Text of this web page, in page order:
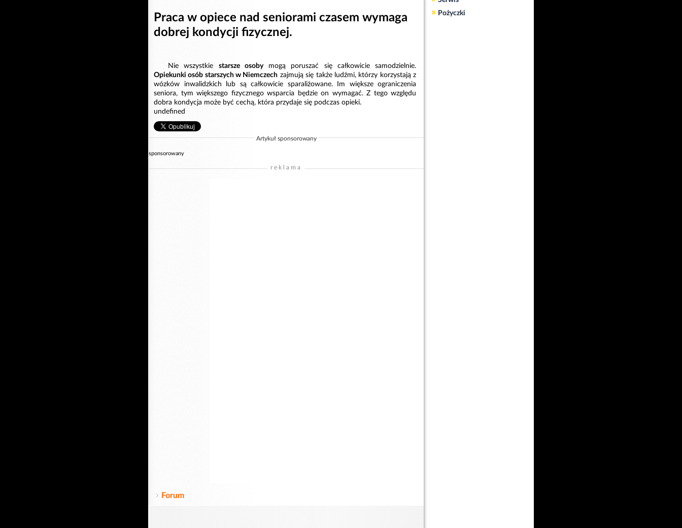
Praca w opiece nad seniorami czasem wymaga
dobrej kondycji fizycznej.
Nie wszystkie starsze osobymogą poruszać się całkowicie samodzielnie.
Opiekunki osób starszych w Niemczech zajmują się także ludźmi, którzy korzystają z
wózków inwalidzkich lub są całkowicie sparaliżowane. Im większe ograniczenia
seniora, tym większego fizycznego wsparcia będzie on wymagać. Z tego względu
dobra kondycja może być cechą, która przydaje się podczas opieki.
undefined
Artykuł sponsorowany
sponsorowany
reklama
Forum
» Pożyczki